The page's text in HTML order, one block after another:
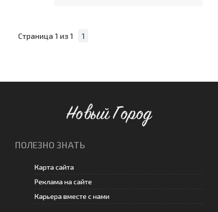
Страница 1 из 1 1
Новый Город
ПОЛЕЗНО ЗНАТЬ
Карта сайта
Реклама на сайте
Карьера вместе с нами